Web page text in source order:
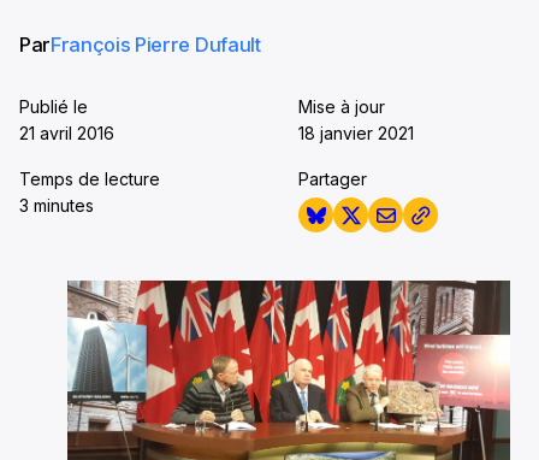
ParFrançois Pierre Dufault
Publié le
21 avril 2016
Mise à jour
18 janvier 2021
Temps de lecture
3 minutes
Partager